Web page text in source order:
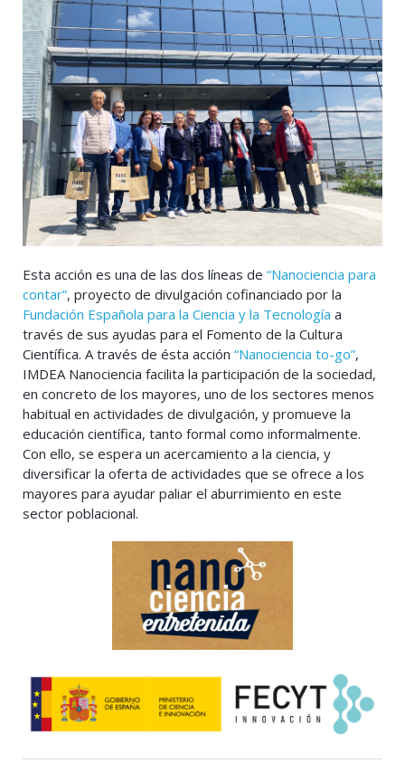
Esta acción es una de las dos líneas de “Nanociencia para
contar”, proyecto de divulgación cofinanciado por la
Fundación Española para la Ciencia y la Tecnología a
través de sus ayudas para el Fomento de la Cultura
Científica. A través de ésta acción “Nanociencia to-go”,
IMDEA Nanociencia facilita la participación de la sociedad,
en concreto de los mayores, uno de los sectores menos
habitual en actividades de divulgación, y promueve la
educación científica, tanto formal como informalmente.
Con ello, se espera un acercamiento a la ciencia, y
diversificar la oferta de actividades que se ofrece a los
mayores para ayudar paliar el aburrimiento en este
sector poblacional.